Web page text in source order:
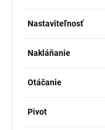
Nastaviteľnosť
Nakláňanie
Otáčanie
Pivot